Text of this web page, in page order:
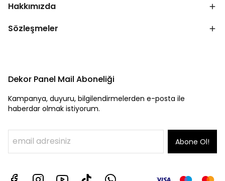
Hakkımızda
Sözleşmeler
Dekor Panel Mail Aboneliği
Kampanya, duyuru, bilgilendirmelerden e-posta ile
haberdar olmak istiyorum.
Abone Ol!